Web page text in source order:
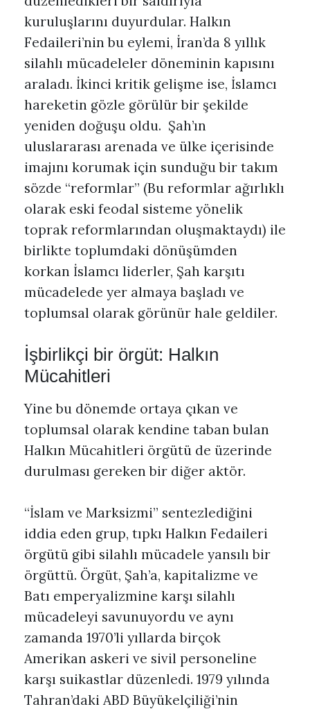
kuruluşlarını duyurdular. Halkın
Fedaileri’nin bu eylemi, İran’da 8 yıllık
silahlı mücadeleler döneminin kapısını
araladı. İkinci kritik gelişme ise, İslamcı
hareketin gözle görülür bir şekilde
yeniden doğuşu oldu. Şah’ın
uluslararası arenada ve ülke içerisinde
imajını korumak için sunduğu bir takım
sözde “reformlar” (Bu reformlar ağırlıklı
olarak eski feodal sisteme yönelik
toprak reformlarından oluşmaktaydı) ile
birlikte toplumdaki dönüşümden
korkan İslamcı liderler, Şah karşıtı
mücadelede yer almaya başladı ve
toplumsal olarak görünür hale geldiler.
İşbirlikçi bir örgüt: Halkın
Mücahitleri
Yine bu dönemde ortaya çıkan ve
toplumsal olarak kendine taban bulan
Halkın Mücahitleri örgütü de üzerinde
durulması gereken bir diğer aktör.
“İslam ve Marksizmi” sentezlediğini
iddia eden grup, tıpkı Halkın Fedaileri
örgütü gibi silahlı mücadele yansılı bir
örgüttü. Örgüt, Şah’a, kapitalizme ve
Batı emperyalizmine karşı silahlı
mücadeleyi savunuyordu ve aynı
zamanda 1970’li yıllarda birçok
Amerikan askeri ve sivil personeline
karşı suikastlar düzenledi. 1979 yılında
Tahran’daki ABD Büyükelçiliği’nin